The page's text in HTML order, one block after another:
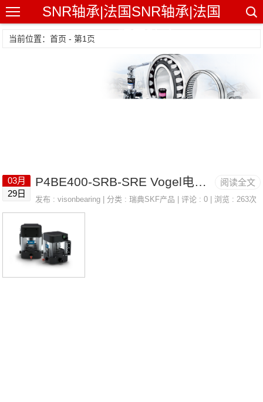
SNR轴承|法国SNR轴承|法国
SNR精密轴承
当前位置：首页 - 第1页
阅读全文
03月
29日
P4BE400-SRB-SRE Vogel电连接器/电缆 LINCOLN 66717
发布 :visonbearing | 分类 :瑞典SKF产品 | 评论 : 0 | 浏览 : 263次